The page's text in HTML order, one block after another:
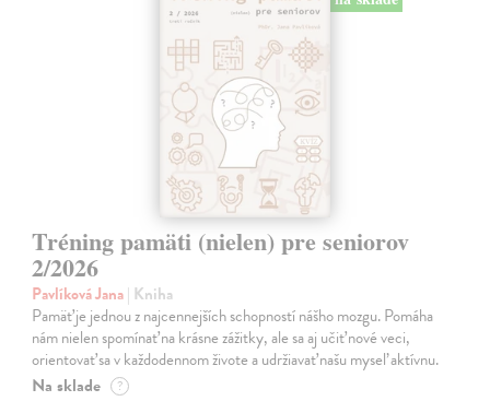
Tréning pamäti (nielen) pre seniorov
2/2026
Pavlíková Jana| Kniha
Pamäť je jednou z najcennejších schopností nášho mozgu. Pomáha
nám nielen spomínať na krásne zážitky, ale sa aj učiť nové veci,
orientovať sa v každodennom živote a udržiavať našu myseľ aktívnu.
Na sklade ?